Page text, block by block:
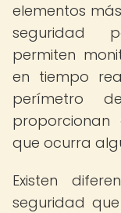
elementos
seguridad
permiten
en tiempo
perímetro
que ocurra
Existen
seguridad